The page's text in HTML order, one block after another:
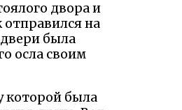
двора и
отправился на
была
осла своим
которой была